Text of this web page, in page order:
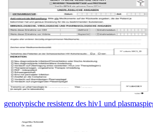
genotypische resistenz des hiv1 und